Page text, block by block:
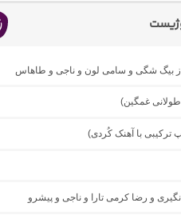
بیگ شگی و سامی لون و ناجی و طاهاس
ترکیبی با آهنک کُردی)
و رضا کرمی تارا و ناجی و پیشرو